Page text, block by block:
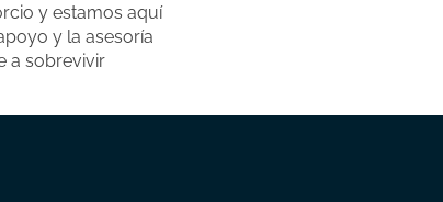
y estamos aquí
y la asesoría
a sobrevivir